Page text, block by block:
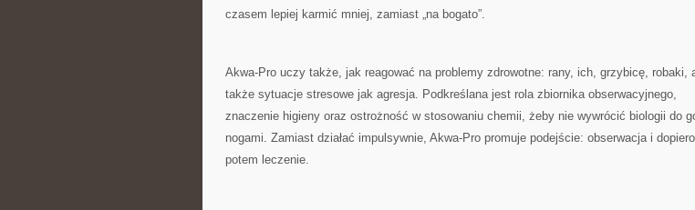
czasem lepiej karmić mniej, zamiast „na bogato”.
Akwa-Pro uczy także, jak reagować na problemy zdrowotne: rany, ich, grzybicę, robaki,
także sytuacje stresowe jak agresja. Podkreślana jest rola zbiornika obserwacyjnego,
znaczenie higieny oraz ostrożność w stosowaniu chemii, żeby nie wywrócić biologii do
nogami. Zamiast działać impulsywnie, Akwa-Pro promuje podejście: obserwacja i dopiero
potem leczenie.